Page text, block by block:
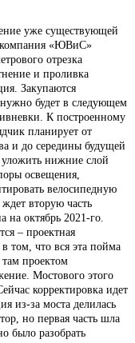
уже существующей
компания «ЮВиС»
отрезка
и проливка
Закупаются
нужно будет в следующем
К построенному
планирует от
и до середины будущей
уложить нижние слой
освещения,
велосипедную
вторую часть
на октябрь 2021-го.
– проектная
том, что вся эта пойма
проектом
Мостового этого
корректировка идет
из-за моста делилась
но первая часть шла
было разобрать